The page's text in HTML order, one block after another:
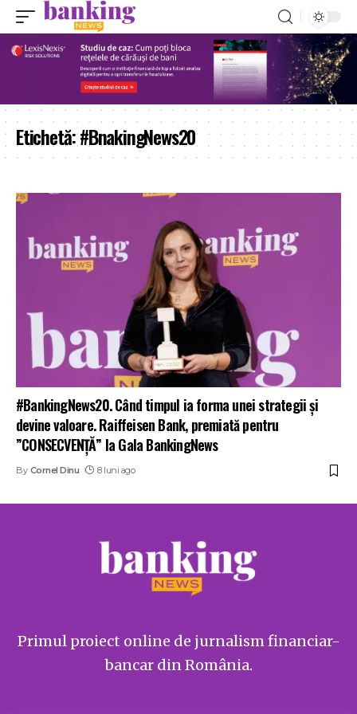
Etichetă:#BnakingNews20
#BankingNews20. Când timpul ia forma unei strategii și
devine valoare. Raiffeisen Bank, premiată pentru
”CONSECVENȚĂ” la Gala BankingNews
By Cornel Dinu 8 luni ago
Primul proiect online de jurnalism financiar-
bancar din România.